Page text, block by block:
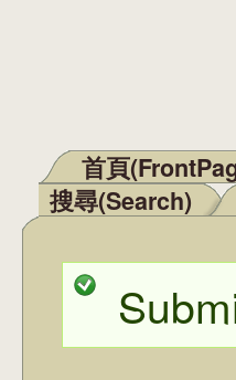
主選單
首頁
搜尋(Search)
狀態訊息